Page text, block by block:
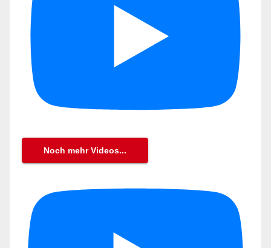
Noch mehr Videos...